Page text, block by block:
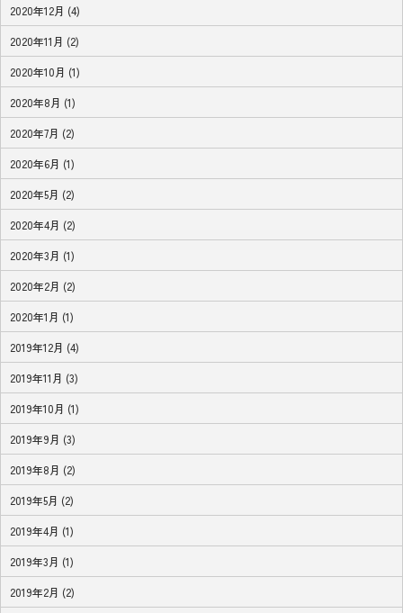
2020年12月 (4)
2020年11月 (2)
2020年10月 (1)
2020年8月 (1)
2020年7月 (2)
2020年6月 (1)
2020年5月 (2)
2020年4月 (2)
2020年3月 (1)
2020年2月 (2)
2020年1月 (1)
2019年12月 (4)
2019年11月 (3)
2019年10月 (1)
2019年9月 (3)
2019年8月 (2)
2019年5月 (2)
2019年4月 (1)
2019年3月 (1)
2019年2月 (2)